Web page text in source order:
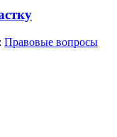
Правовые вопросы